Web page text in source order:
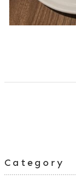
Category